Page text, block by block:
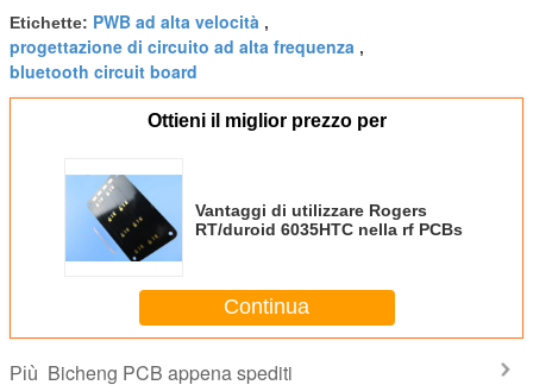
Etichette: PWB ad alta velocità ,
progettazione di circuito ad alta frequenza ,
bluetooth circuit board
Ottieni il miglior prezzo per
Vantaggi di utilizzare Rogers
RT/duroid 6035HTC nella rf PCBs
Continua
Più Bicheng PCB appena spediti